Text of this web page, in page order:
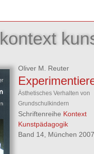
kontext
Oliver M. Reuter
Ästhetisches Verhalten von
Grundschulkindern
Schriftenreihe Kontext
Kunstpädagogik
Band 14, München